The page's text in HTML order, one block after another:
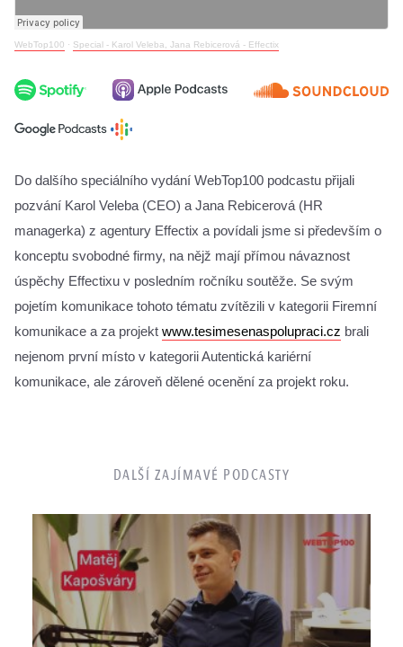
WebTop100 · Special - Karol Veleba, Jana Rebicerová - Effectix
Do dalšího speciálního vydání WebTop100 podcastu přijali
pozvání Karol Veleba (CEO) a Jana Rebicerová (HR
managerka) z agentury Effectix a povídali jsme si především o
konceptu svobodné firmy, na nějž mají přímou návaznost
úspěchy Effectixu v posledním ročníku soutěže. Se svým
pojetím komunikace tohoto tématu zvítězili v kategorii Firemní
komunikace a za projekt www.tesimesenaspolupraci.cz brali
nejenom první místo v kategorii Autentická kariérní
komunikace, ale zároveň dělené ocenění za projekt roku.
DALŠÍ ZAJÍMAVÉ PODCASTY